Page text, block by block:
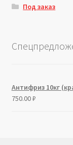
Под заказ
Антифриз 10кг
750.00₽